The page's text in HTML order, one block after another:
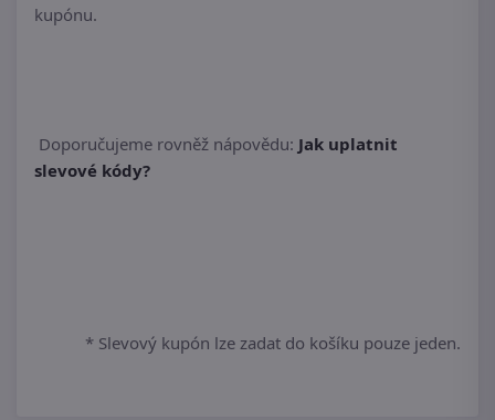
kupónu.
Doporučujeme rovněž nápovědu: Jak uplatnit
slevové kódy?
* Slevový kupón lze zadat do košíku pouze jeden.